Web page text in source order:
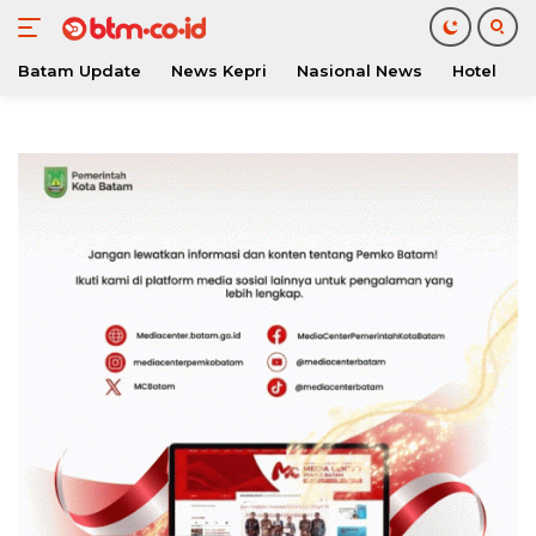
konten
Batam Update News Kepri Nasional News Hotel